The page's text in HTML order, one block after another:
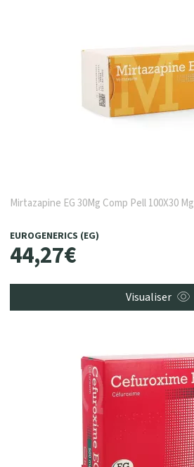
Mirtazapine EG 30Mg Comp Pell 100X30 Mg
EUROGENERICS (EG)
44,27€
Visualiser